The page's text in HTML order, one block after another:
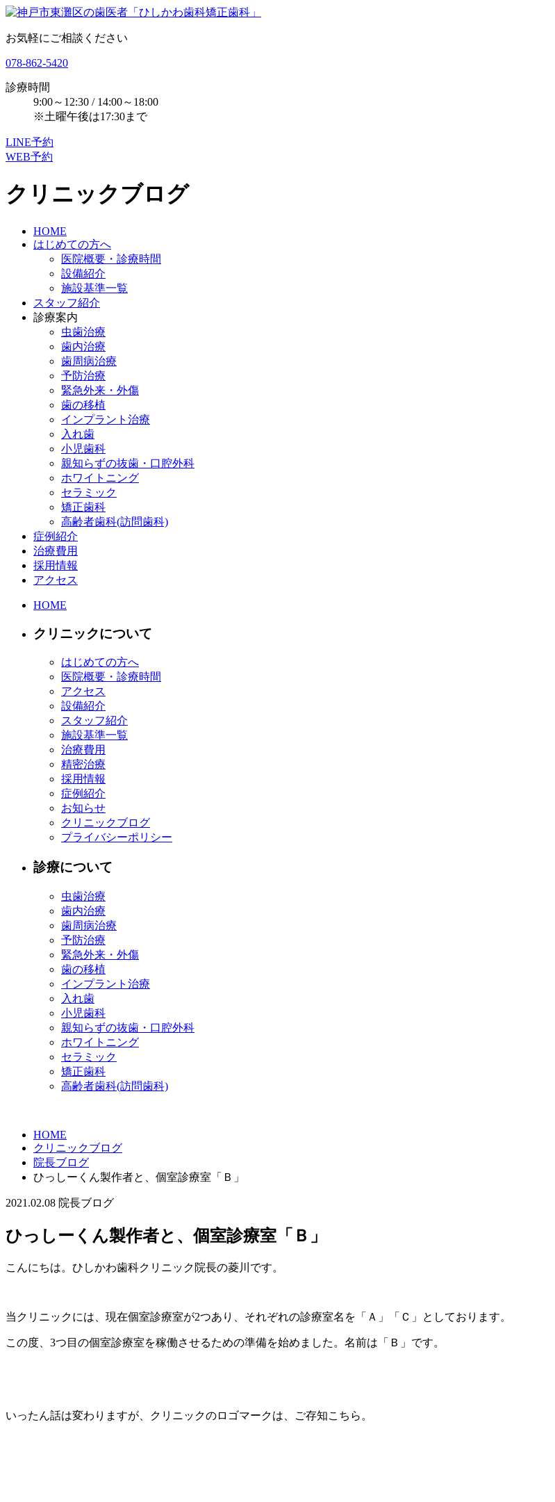
お気軽にご相談ください
078-862-5420
診療時間
9:00～12:30 / 14:00～18:00
※土曜午後は17:30まで
LINE予約
WEB予約
クリニックブログ
HOME
はじめての方へ
医院概要・診療時間
設備紹介
施設基準一覧
スタッフ紹介
診療案内
虫歯治療
歯内治療
歯周病治療
予防治療
緊急外来・外傷
歯の移植
インプラント治療
入れ歯
小児歯科
親知らずの抜歯・口腔外科
ホワイトニング
セラミック
矯正歯科
高齢者歯科(訪問歯科)
症例紹介
治療費用
採用情報
アクセス
HOME
クリニックについて
はじめての方へ
医院概要・診療時間
アクセス
設備紹介
スタッフ紹介
施設基準一覧
治療費用
精密治療
採用情報
症例紹介
お知らせ
クリニックブログ
プライバシーポリシー
診療について
虫歯治療
歯内治療
歯周病治療
予防治療
緊急外来・外傷
歯の移植
インプラント治療
入れ歯
小児歯科
親知らずの抜歯・口腔外科
ホワイトニング
セラミック
矯正歯科
高齢者歯科(訪問歯科)
HOME
クリニックブログ
院長ブログ
ひっしーくん製作者と、個室診療室「Ｂ」
2021.02.08 院長ブログ
ひっしーくん製作者と、個室診療室「Ｂ」
こんにちは。ひしかわ歯科クリニック院長の菱川です。
当クリニックには、現在個室診療室が2つあり、それぞれの診療室名を「Ａ」「Ｃ」としております。
この度、3つ目の個室診療室を稼働させるための準備を始めました。名前は「Ｂ」です。
いったん話は変わりますが、クリニックのロゴマークは、ご存知こちら。